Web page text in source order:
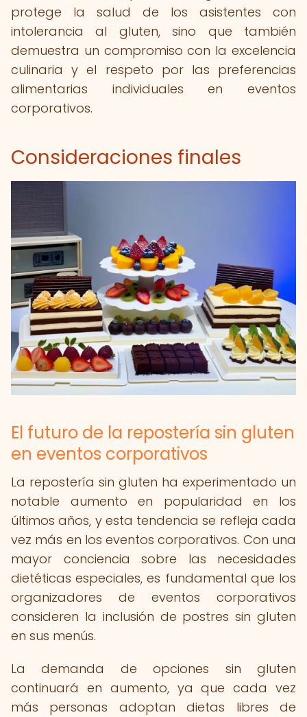
protege la salud de los asistentes con
intolerancia al gluten, sino que también
demuestra un compromiso con la excelencia
culinaria y el respeto por las preferencias
alimentarias individuales en eventos
corporativos.
Consideraciones finales
El futuro de la repostería sin gluten
en eventos corporativos
La repostería sin gluten ha experimentado un
notable aumento en popularidad en los
últimos años, y esta tendencia se refleja cada
vez más en los eventos corporativos. Con una
mayor conciencia sobre las necesidades
dietéticas especiales, es fundamental que los
organizadores de eventos corporativos
consideren la inclusión de postres sin gluten
en sus menús.
La demanda de opciones sin gluten
continuará en aumento, ya que cada vez
más personas adoptan dietas libres de